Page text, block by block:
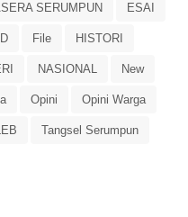
SERUMPUN ESAI
File HISTORI
NASIONAL New
Opini Opini Warga
Tangsel Serumpun